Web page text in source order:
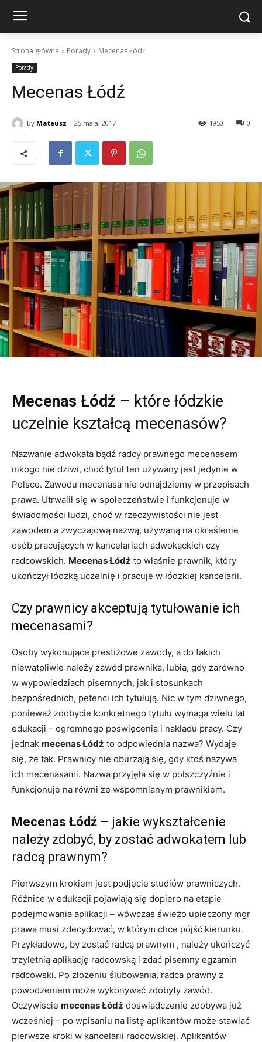
Strona główna Porady Mecenas Łódź
Porady
Mecenas Łódź
By Mateusz 25 maja, 2017 0
1950
Mecenas Łódź – które łódzkie
uczelnie kształcą mecenasów?
Nazwanie adwokata bądź radcy prawnego mecenasem
nikogo nie dziwi, choć tytuł ten używany jest jedynie w
Polsce. Zawodu mecenasa nie odnajdziemy w przepisach
prawa. Utrwalił się w społeczeństwie i funkcjonuje w
świadomości ludzi, choć w rzeczywistości nie jest
zawodem a zwyczajową nazwą, używaną na określenie
osób pracujących w kancelariach adwokackich czy
radcowskich. Mecenas Łódź to właśnie prawnik, który
ukończył łódzką uczelnię i pracuje w łódzkiej kancelarii.
Czy prawnicy akceptują tytułowanie ich
mecenasami?
Osoby wykonujące prestiżowe zawody, a do takich
niewątpliwie należy zawód prawnika, lubią, gdy zarówno
w wypowiedziach pisemnych, jak i stosunkach
bezpośrednich, petenci ich tytułują. Nic w tym dziwnego,
ponieważ zdobycie konkretnego tytułu wymaga wielu lat
edukacji – ogromnego poświęcenia i nakładu pracy. Czy
jednak mecenas Łódź to odpowiednia nazwa? Wydaje
się, że tak. Prawnicy nie oburzają się, gdy ktoś nazywa
ich mecenasami. Nazwa przyjęła się w polszczyźnie i
funkcjonuje na równi ze wspomnianym prawnikiem.
Mecenas Łódź – jakie wykształcenie
należy zdobyć, by zostać adwokatem lub
radcą prawnym?
Pierwszym krokiem jest podjęcie studiów prawniczych.
Różnice w edukacji pojawiają się dopiero na etapie
podejmowania aplikacji – wówczas świeżo upieczony mgr
prawa musi zdecydować, w którym chce pójść kierunku.
Przykładowo, by zostać radcą prawnym , należy ukończyć
trzyletnią aplikację radcowską i zdać pisemny egzamin
radcowski. Po złożeniu ślubowania, radca prawny z
powodzeniem może wykonywać zdobyty zawód.
Oczywiście mecenas Łódź doświadczenie zdobywa już
wcześniej – po wpisaniu na listę aplikantów może stawiać
pierwsze kroki w kancelarii radcowskiej. Aplikantów